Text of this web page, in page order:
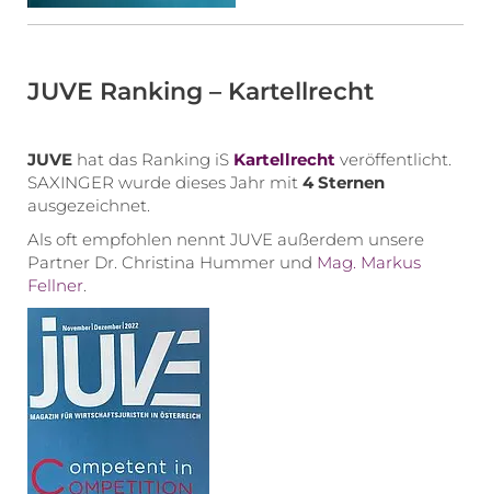
JUVE Ranking – Kartellrecht
JUVE hat das Ranking iS Kartellrecht veröffentlicht.
SAXINGER wurde dieses Jahr mit 4 Sternen
ausgezeichnet.
Als oft empfohlen nennt JUVE außerdem unsere
Partner Dr. Christina Hummer und Mag. Markus
Fellner